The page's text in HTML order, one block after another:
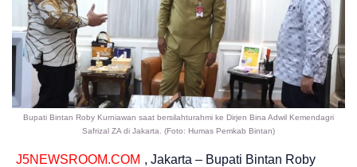
Bupati Bintan Roby Kurniawan saat bersilahturahmi ke Dirjen Bina Adwil Kemendagri
Safrizal ZA di Jakarta. (Foto: Humas Pemkab Bintan)
J5NEWSROOM.COM , Jakarta – Bupati Bintan Roby